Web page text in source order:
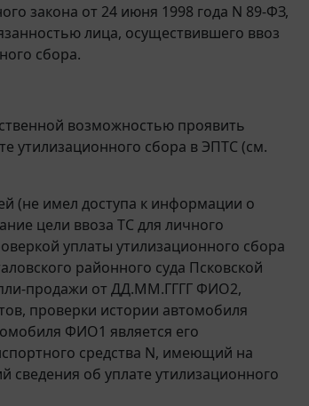
закона от 24 июня 1998 года N 89-ФЗ,
лица, осуществившего ввоз
сбора.
возможностью проявить
утилизационного сбора в ЭПТС (см.
(не имел доступа к информации о
цели ввоза ТС для личного
уплаты утилизационного сбора
районного суда Псковской
продажи от ДД.ММ.ГГГГ ФИО2,
проверки истории автомобиля
ФИО1 является его
средства N, имеющий на
об уплате утилизационного